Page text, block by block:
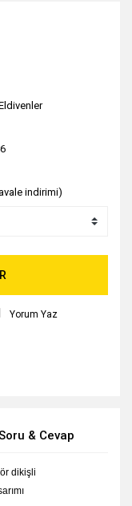
indirimi)
Yorum Yaz
& Cevap
dikişli